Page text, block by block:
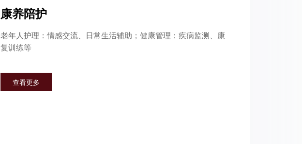
康养陪护
老年人护理：情感交流、日常生活辅助；健康管理：疾病监测、康
复训练等
查看更多